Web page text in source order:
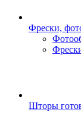
Фрески,
Шторы